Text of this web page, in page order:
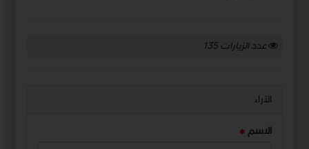
عدد الزيارات135
الآراء
الاسم